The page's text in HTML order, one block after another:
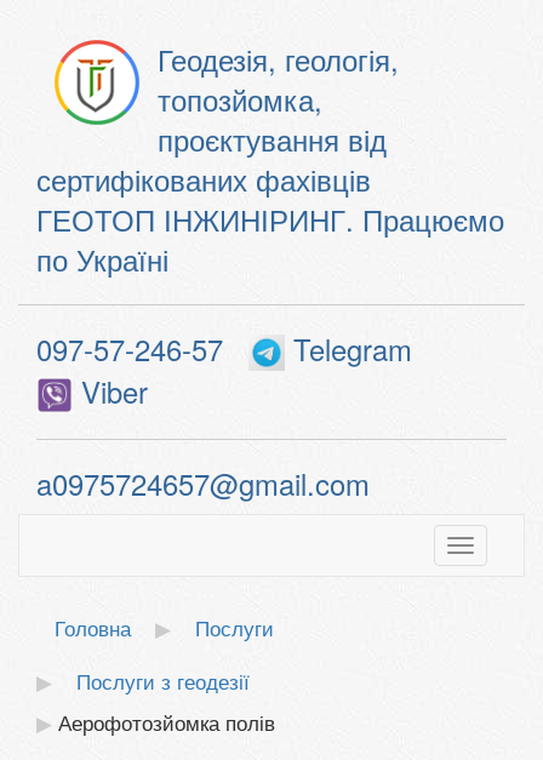
Геодезія, геологія,
топозйомка,
проєктування від
сертифікованих фахівців
ГЕОТОП ІНЖИНІРИНГ. Працюємо
по Україні
097-57-246-57
Telegram
Viber
a0975724657@gmail.com
Toggle
Головна
Послуги
Послуги з геодезії
Аерофотозйомка полів